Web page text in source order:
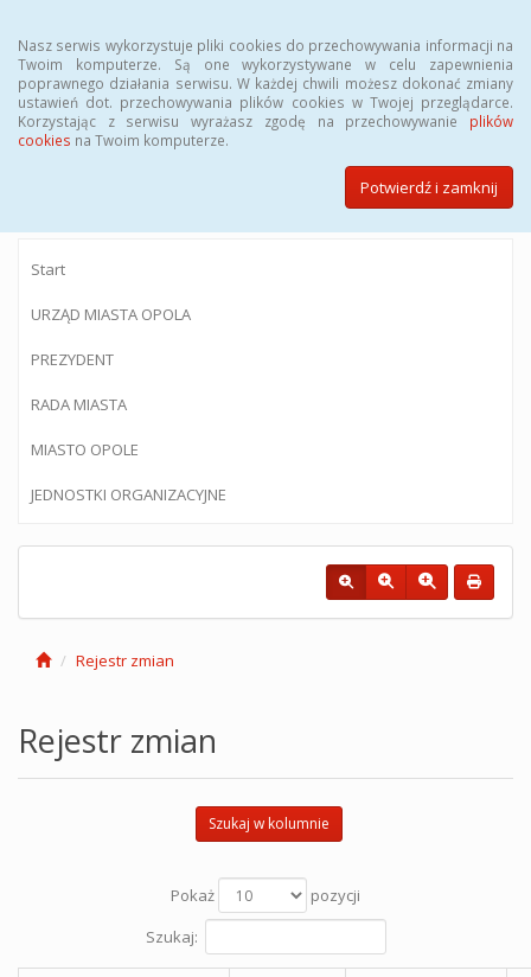
Nasz serwis wykorzystuje pliki cookies do przechowywania informacji na
Twoim komputerze. Są one wykorzystywane w celu zapewnienia
poprawnego działania serwisu. W każdej chwili możesz dokonać zmiany
ustawień dot. przechowywania plików cookies w Twojej przeglądarce.
Korzystając z serwisu wyrażasz zgodę na przechowywanie plików
cookies na Twoim komputerze.
Potwierdź i zamknij
BIULETYN INFORMACJI PUBLICZNEJ
Urzędu Miasta Opola
Start
URZĄD MIASTA OPOLA
PREZYDENT
RADA MIASTA
MIASTO OPOLE
JEDNOSTKI ORGANIZACYJNE
Rejestr zmian
Rejestr zmian
Szukaj w kolumnie
Pokaż
pozycji
Szukaj: